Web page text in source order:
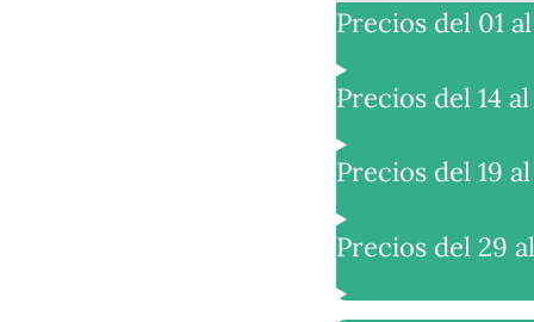
Precios del 01
Precios del 14 al
Precios del 19
Precios del 29